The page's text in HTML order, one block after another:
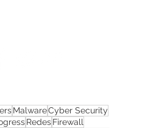
MalwareCyber Security
Redes Firewall